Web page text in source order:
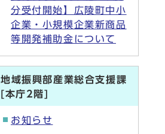
分受付開始】広陵町中小
企業・小規模企業新商品
等開発補助金について
地域振興部産業総合支援課
[本庁2階]
お知らせ